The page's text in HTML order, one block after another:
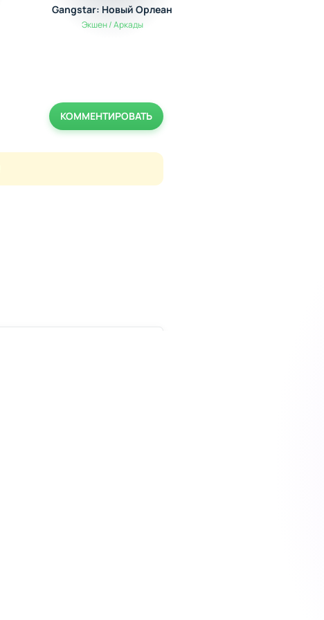
Gangstar: Новый Орлеан
Экшен / Аркады
КОММЕНТИРОВАТЬ